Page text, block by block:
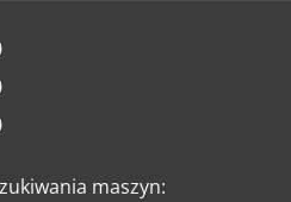
maszyn: